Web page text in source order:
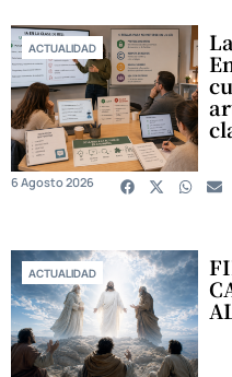
ACTUALIDAD
6 Agosto 2026
ACTUALIDAD